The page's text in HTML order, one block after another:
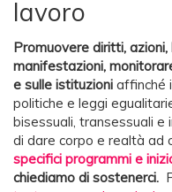
lavoro
Promuovere diritti,
manifestazioni,
e sulle istituzioni affinché
politiche e leggi
bisessuali, transessuali e
di dare corpo e realtà ad
specifici programmi e
chiediamo di sostenerci.